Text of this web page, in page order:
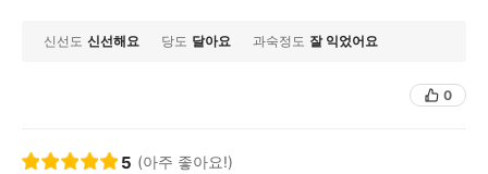
신선도 신선해요 당도 달아요 과숙정도 잘 익었어요
0
5 (아주 좋아요!)